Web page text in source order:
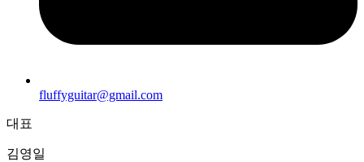
fluffyguitar@gmail.com
대표
김영일